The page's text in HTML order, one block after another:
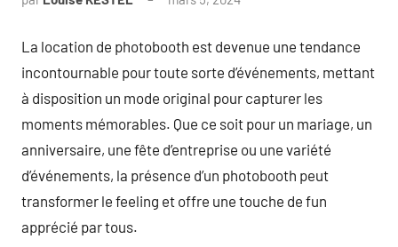
La location de photobooth est devenue une tendance
incontournable pour toute sorte d’événements, mettant
à disposition un mode original pour capturer les
moments mémorables. Que ce soit pour un mariage, un
anniversaire, une fête d’entreprise ou une variété
d’événements, la présence d’un photobooth peut
transformer le feeling et offre une touche de fun
apprécié par tous.